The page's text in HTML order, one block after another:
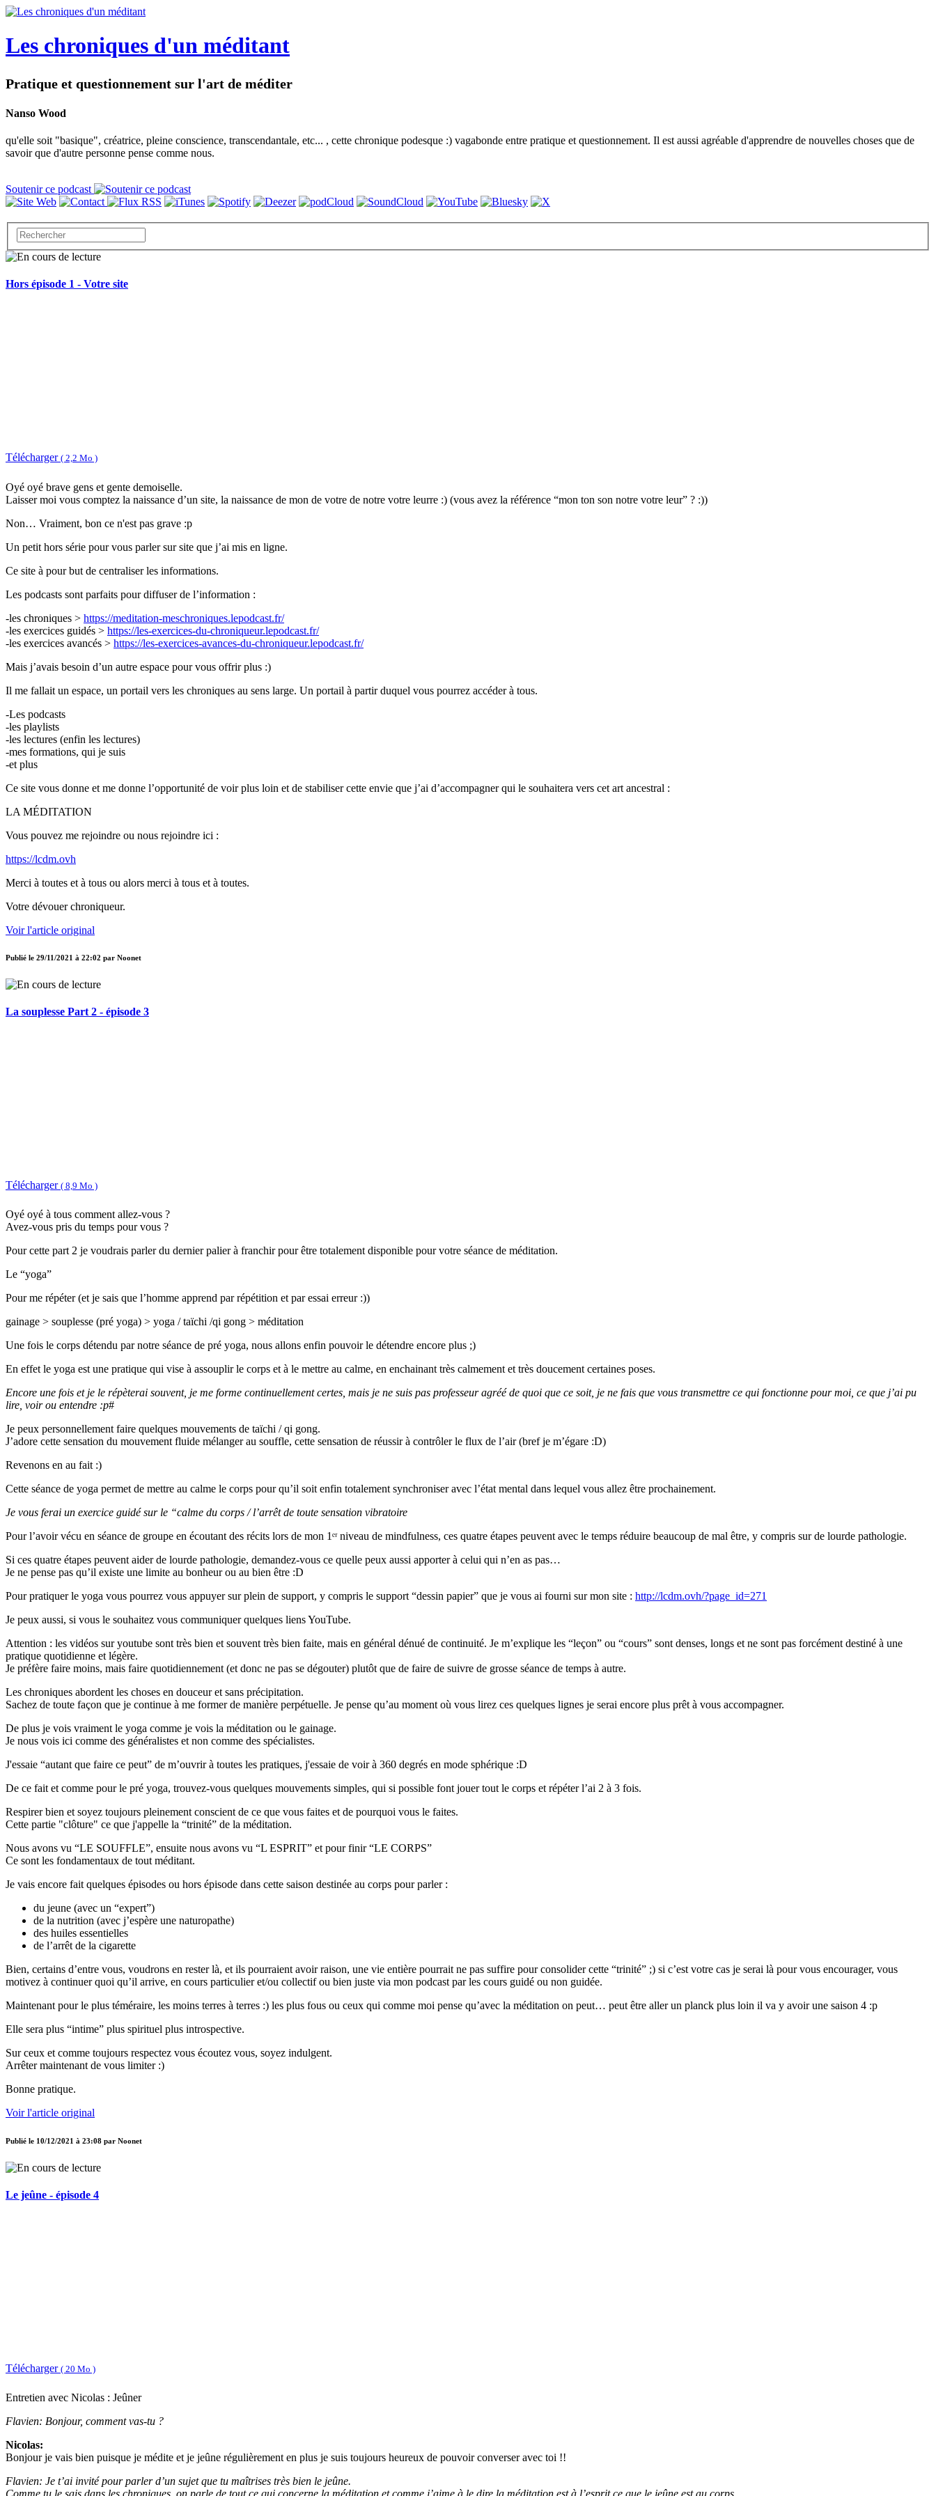
Les chroniques d'un méditant
Pratique et questionnement sur l'art de méditer
Nanso Wood
qu'elle soit "basique", créatrice, pleine conscience, transcendantale, etc... , cette chronique podesque :) vagabonde entre pratique et questionnement. Il est aussi agréable d'apprendre de nouvelles choses que de
savoir que d'autre personne pense comme nous.
Soutenir ce podcast
Hors épisode 1 - Votre site
Télécharger ( 2,2 Mo )
Oyé oyé brave gens et gente demoiselle.
Laisser moi vous comptez la naissance d’un site, la naissance de mon de votre de notre votre leurre :) (vous avez la référence “mon ton son notre votre leur” ? :))
Non… Vraiment, bon ce n'est pas grave :p
Un petit hors série pour vous parler sur site que j’ai mis en ligne.
Ce site à pour but de centraliser les informations.
Les podcasts sont parfaits pour diffuser de l’information :
-les chroniques > https://meditation-meschroniques.lepodcast.fr/
-les exercices guidés > https://les-exercices-du-chroniqueur.lepodcast.fr/
-les exercices avancés > https://les-exercices-avances-du-chroniqueur.lepodcast.fr/
Mais j’avais besoin d’un autre espace pour vous offrir plus :)
Il me fallait un espace, un portail vers les chroniques au sens large. Un portail à partir duquel vous pourrez accéder à tous.
-Les podcasts
-les playlists
-les lectures (enfin les lectures)
-mes formations, qui je suis
-et plus
Ce site vous donne et me donne l’opportunité de voir plus loin et de stabiliser cette envie que j’ai d’accompagner qui le souhaitera vers cet art ancestral :
LA MÉDITATION
Vous pouvez me rejoindre ou nous rejoindre ici :
https://lcdm.ovh
Merci à toutes et à tous ou alors merci à tous et à toutes.
Votre dévouer chroniqueur.
Voir l'article original
Publié le 29/11/2021 à 22:02 par Noonet
La souplesse Part 2 - épisode 3
Télécharger ( 8,9 Mo )
Oyé oyé à tous comment allez-vous ?
Avez-vous pris du temps pour vous ?
Pour cette part 2 je voudrais parler du dernier palier à franchir pour être totalement disponible pour votre séance de méditation.
Le “yoga”
Pour me répéter (et je sais que l’homme apprend par répétition et par essai erreur :))
gainage > souplesse (pré yoga) > yoga / taïchi /qi gong > méditation
Une fois le corps détendu par notre séance de pré yoga, nous allons enfin pouvoir le détendre encore plus ;)
En effet le yoga est une pratique qui vise à assouplir le corps et à le mettre au calme, en enchainant très calmement et très doucement certaines poses.
Encore une fois et je le répèterai souvent, je me forme continuellement certes, mais je ne suis pas professeur agréé de quoi que ce soit, je ne fais que vous transmettre ce qui fonctionne pour moi, ce que j’ai pu
lire, voir ou entendre :p#
Je peux personnellement faire quelques mouvements de taïchi / qi gong.
J’adore cette sensation du mouvement fluide mélanger au souffle, cette sensation de réussir à contrôler le flux de l’air (bref je m’égare :D)
Revenons en au fait :)
Cette séance de yoga permet de mettre au calme le corps pour qu’il soit enfin totalement synchroniser avec l’état mental dans lequel vous allez être prochainement.
Je vous ferai un exercice guidé sur le “calme du corps / l’arrêt de toute sensation vibratoire
Pour l’avoir vécu en séance de groupe en écoutant des récits lors de mon 1ᵉʳ niveau de mindfulness, ces quatre étapes peuvent avec le temps réduire beaucoup de mal être, y compris sur de lourde pathologie.
Si ces quatre étapes peuvent aider de lourde pathologie, demandez-vous ce quelle peux aussi apporter à celui qui n’en as pas…
Je ne pense pas qu’il existe une limite au bonheur ou au bien être :D
Pour pratiquer le yoga vous pourrez vous appuyer sur plein de support, y compris le support “dessin papier” que je vous ai fourni sur mon site : http://lcdm.ovh/?page_id=271
Je peux aussi, si vous le souhaitez vous communiquer quelques liens YouTube.
Attention : les vidéos sur youtube sont très bien et souvent très bien faite, mais en général dénué de continuité. Je m’explique les “leçon” ou “cours” sont denses, longs et ne sont pas forcément destiné à une
pratique quotidienne et légère.
Je préfère faire moins, mais faire quotidiennement (et donc ne pas se dégouter) plutôt que de faire de suivre de grosse séance de temps à autre.
Les chroniques abordent les choses en douceur et sans précipitation.
Sachez de toute façon que je continue à me former de manière perpétuelle. Je pense qu’au moment où vous lirez ces quelques lignes je serai encore plus prêt à vous accompagner.
De plus je vois vraiment le yoga comme je vois la méditation ou le gainage.
Je nous vois ici comme des généralistes et non comme des spécialistes.
J'essaie “autant que faire ce peut” de m’ouvrir à toutes les pratiques, j'essaie de voir à 360 degrés en mode sphérique :D
De ce fait et comme pour le pré yoga, trouvez-vous quelques mouvements simples, qui si possible font jouer tout le corps et répéter l’ai 2 à 3 fois.
Respirer bien et soyez toujours pleinement conscient de ce que vous faites et de pourquoi vous le faites.
Cette partie "clôture" ce que j'appelle la “trinité” de la méditation.
Nous avons vu “LE SOUFFLE”, ensuite nous avons vu “L ESPRIT” et pour finir “LE CORPS”
Ce sont les fondamentaux de tout méditant.
Je vais encore fait quelques épisodes ou hors épisode dans cette saison destinée au corps pour parler :
du jeune (avec un “expert”)
de la nutrition (avec j’espère une naturopathe)
des huiles essentielles
de l’arrêt de la cigarette
Bien, certains d’entre vous, voudrons en rester là, et ils pourraient avoir raison, une vie entière pourrait ne pas suffire pour consolider cette “trinité” ;) si c’est votre cas je serai là pour vous encourager, vous
motivez à continuer quoi qu’il arrive, en cours particulier et/ou collectif ou bien juste via mon podcast par les cours guidé ou non guidée.
Maintenant pour le plus téméraire, les moins terres à terres :) les plus fous ou ceux qui comme moi pense qu’avec la méditation on peut… peut être aller un planck plus loin il va y avoir une saison 4 :p
Elle sera plus “intime” plus spirituel plus introspective.
Sur ceux et comme toujours respectez vous écoutez vous, soyez indulgent.
Arrêter maintenant de vous limiter :)
Bonne pratique.
Voir l'article original
Publié le 10/12/2021 à 23:08 par Noonet
Le jeûne - épisode 4
Télécharger ( 20 Mo )
Entretien avec Nicolas : Jeûner
Flavien: Bonjour, comment vas-tu ?
Nicolas:
Bonjour je vais bien puisque je médite et je jeûne régulièrement en plus je suis toujours heureux de pouvoir converser avec toi !!
Flavien: Je t’ai invité pour parler d’un sujet que tu maîtrises très bien le jeûne.